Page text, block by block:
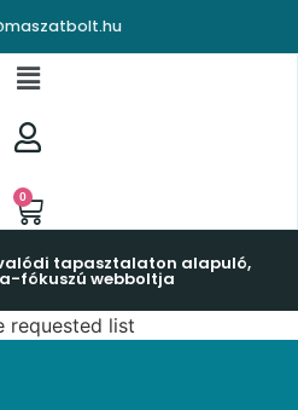
0
tapasztalaton alapuló,
fókuszú webboltja
requested list